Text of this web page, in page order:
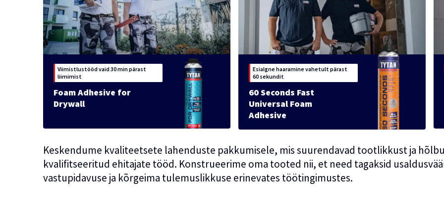
Viimistlustööd vaid 30 min pärast
liimimist
Foam Adhesive for
Drywall
Esialgne haaramine vahetult pärast
60 sekundit
60 Seconds Fast
Universal Foam
Adhesive
Keskendume kvaliteetsete lahenduste pakkumisele, mis suurendavad tootlikkust ja
kvalifitseeritud ehitajate tööd. Konstrueerime oma tooted nii, et need tagaksid
vastupidavuse ja kõrgeima tulemuslikkuse erinevates töötingimustes.